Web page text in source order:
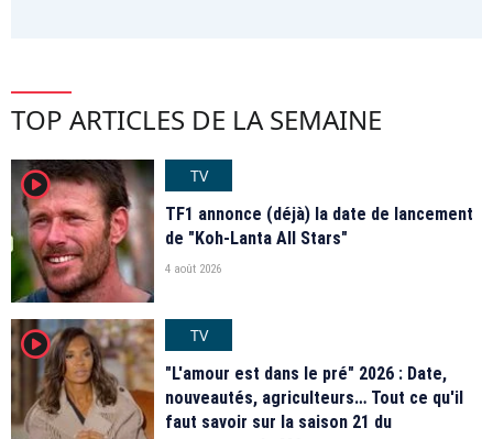
TOP ARTICLES DE LA SEMAINE
player2
TV
TF1 annonce (déjà) la date de lancement
de "Koh-Lanta All Stars"
4 août 2026
player2
TV
"L'amour est dans le pré" 2026 : Date,
nouveautés, agriculteurs… Tout ce qu'il
faut savoir sur la saison 21 du